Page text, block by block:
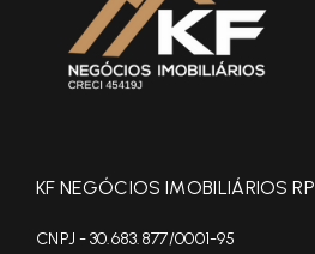
KF NEGÓCIOS IMOBILIÁRIOS RP
CNPJ - 30.683.877/0001-95